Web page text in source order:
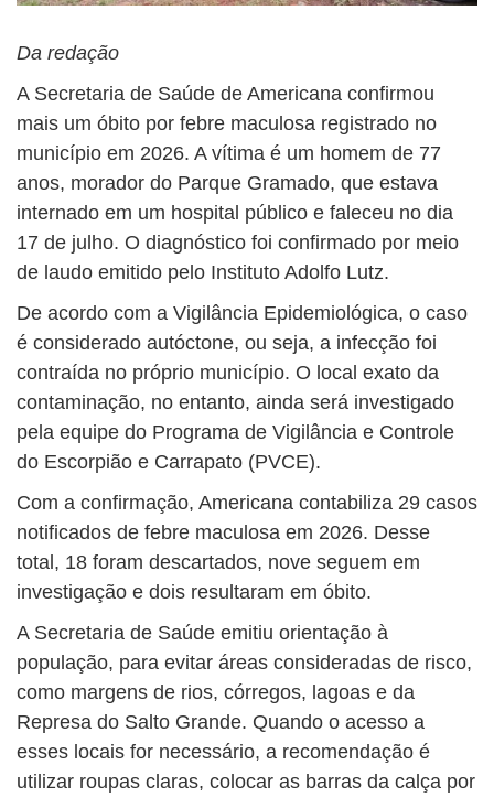
Da redação
A Secretaria de Saúde de Americana confirmou
mais um óbito por febre maculosa registrado no
município em 2026. A vítima é um homem de 77
anos, morador do Parque Gramado, que estava
internado em um hospital público e faleceu no dia
17 de julho. O diagnóstico foi confirmado por meio
de laudo emitido pelo Instituto Adolfo Lutz.
De acordo com a Vigilância Epidemiológica, o caso
é considerado autóctone, ou seja, a infecção foi
contraída no próprio município. O local exato da
contaminação, no entanto, ainda será investigado
pela equipe do Programa de Vigilância e Controle
do Escorpião e Carrapato (PVCE).
Com a confirmação, Americana contabiliza 29 casos
notificados de febre maculosa em 2026. Desse
total, 18 foram descartados, nove seguem em
investigação e dois resultaram em óbito.
A Secretaria de Saúde emitiu orientação à
população, para evitar áreas consideradas de risco,
como margens de rios, córregos, lagoas e da
Represa do Salto Grande. Quando o acesso a
esses locais for necessário, a recomendação é
utilizar roupas claras, colocar as barras da calça por